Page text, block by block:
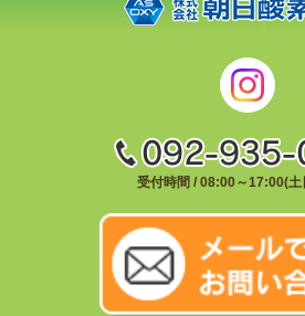
受付時間 / 08:00～17:00(土